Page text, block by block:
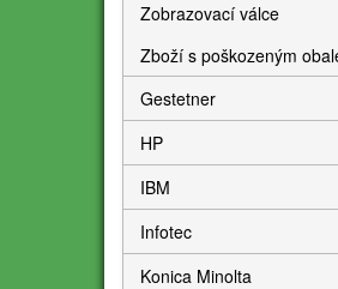
Zobrazovací válce
Zboží s poškozeným
Gestetner
HP
IBM
Infotec
Konica Minolta